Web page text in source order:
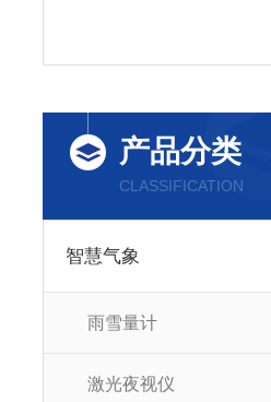
产品分类
CLASSIFICATION
智慧气象
雨雪量计
激光夜视仪